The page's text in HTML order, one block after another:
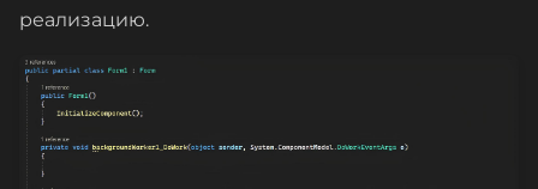
реализацию.